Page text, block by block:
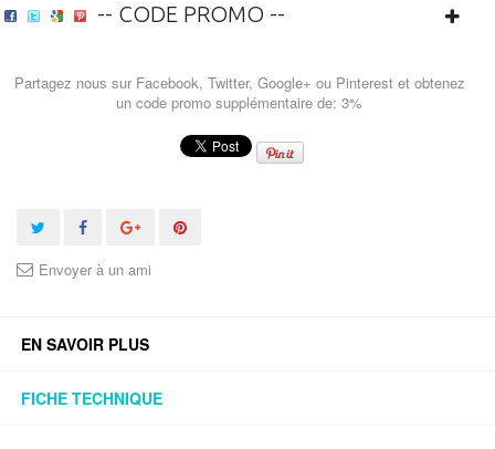
-- CODE PROMO --
Partagez nous sur Facebook, Twitter, Google+ ou Pinterest et obtenez
un code promo supplémentaire de: 3%
Envoyer à un ami
EN SAVOIR PLUS
FICHE TECHNIQUE